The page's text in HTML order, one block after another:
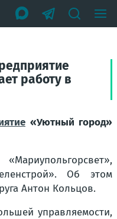
работу в
«Уютный город»
Об этом
Антон Кольцов.
управляемости,